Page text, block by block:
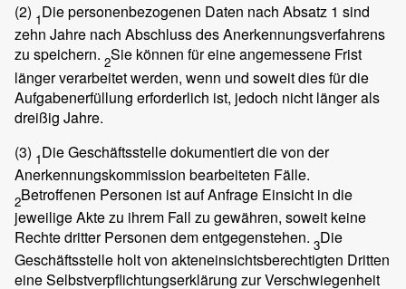
(2) 1Die personenbezogenen Daten nach Absatz 1 sind
zehn Jahre nach Abschluss des Anerkennungsverfahrens
zu speichern. 2Sie können für eine angemessene Frist
länger verarbeitet werden, wenn und soweit dies für die
Aufgabenerfüllung erforderlich ist, jedoch nicht länger als
dreißig Jahre.
(3) 1Die Geschäftsstelle dokumentiert die von der
Anerkennungskommission bearbeiteten Fälle.
2Betroffenen Personen ist auf Anfrage Einsicht in die
jeweilige Akte zu ihrem Fall zu gewähren, soweit keine
Rechte dritter Personen dem entgegenstehen. 3Die
Geschäftsstelle holt von akteneinsichtsberechtigten Dritten
eine Selbstverpflichtungserklärung zur Verschwiegenheit